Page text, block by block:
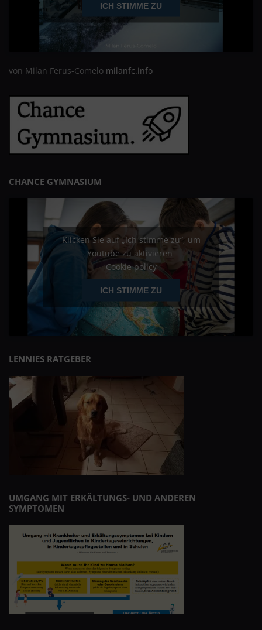
ICH STIMME ZU
von Milan Ferus-Comelo milanfc.info
CHANCE GYMNASIUM
Klicken Sie auf „Ich stimme zu“, um
Youtube zu aktivieren
Cookie policy
ICH STIMME ZU
LENNIES RATGEBER
UMGANG MIT ERKÄLTUNGS- UND ANDEREN
SYMPTOMEN